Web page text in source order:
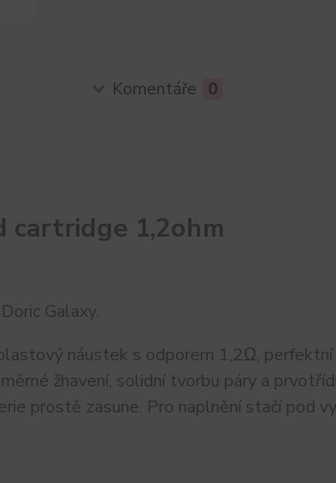
Komentáře 0
cartridge 1,2ohm
Galaxy.
náustek s odporem 1,2Ω, perfektní
žhavení, solidní tvorbu páry a
prostě zasune. Pro naplnění stačí pod